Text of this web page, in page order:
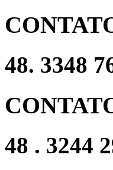
48. 3348
48 . 3244